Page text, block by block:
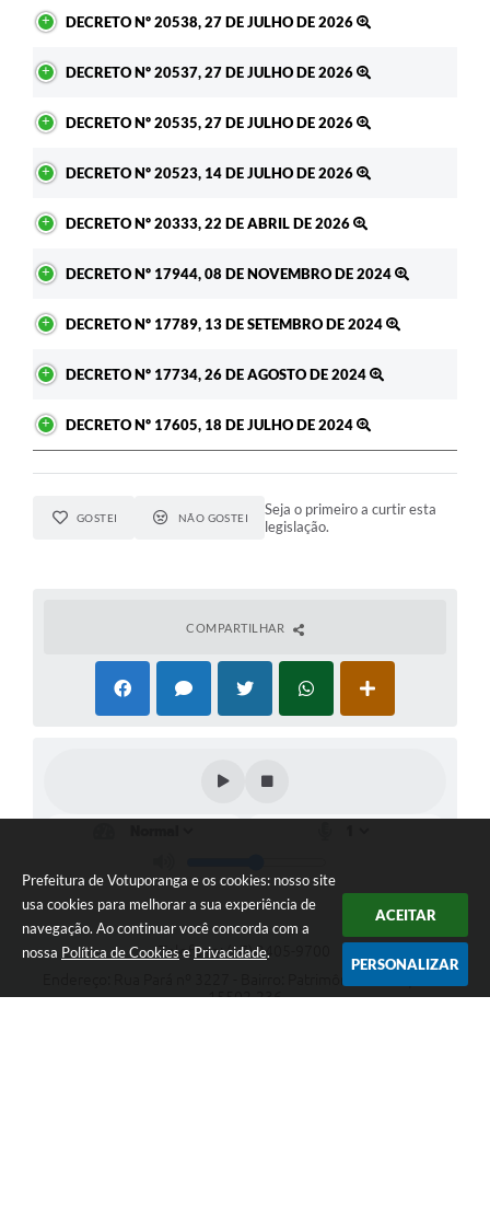
Prefeitura de Votuporanga e os cookies: nosso site
usa cookies para melhorar a sua experiência de
navegação. Ao continuar você concorda com a
nossa Política de Cookies e Privacidade.
ACEITAR
PERSONALIZAR
DECRETO Nº 20538, 27 DE JULHO DE 2026
DECRETO Nº 20537, 27 DE JULHO DE 2026
DECRETO Nº 20535, 27 DE JULHO DE 2026
DECRETO Nº 20523, 14 DE JULHO DE 2026
DECRETO Nº 20333, 22 DE ABRIL DE 2026
DECRETO Nº 17944, 08 DE NOVEMBRO DE 2024
DECRETO Nº 17789, 13 DE SETEMBRO DE 2024
DECRETO Nº 17734, 26 DE AGOSTO DE 2024
DECRETO Nº 17605, 18 DE JULHO DE 2024
GOSTEI NÃO GOSTEI
Seja o primeiro a curtir esta
legislação.
COMPARTILHAR
Telefone: (17) 3405-9700
Endereço: Rua Pará nº 3227 - Bairro: Patrimônio Velho | CEP:
15502-236